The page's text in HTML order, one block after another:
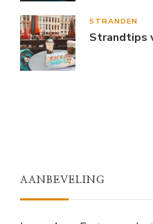
STRANDEN
Strandtips
AANBEVELING